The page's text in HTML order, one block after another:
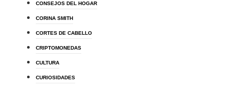
CONSEJOS DEL HOGAR
CORINA SMITH
CORTES DE CABELLO
CRIPTOMONEDAS
CULTURA
CURIOSIDADES